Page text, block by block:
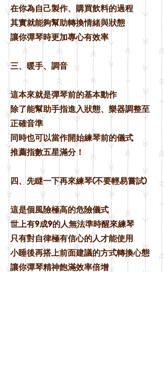
在你為自己製作、購買飲料的過程
其實就能夠幫助轉換情緒與狀態
讓你彈琴時更加專心有效率
三、暖手、調音
這本來就是彈琴前的基本動作
除了能幫助手指進入狀態、樂器調整至
正確音準
同時也可以當作開始練琴前的儀式
推薦指數五星滿分！
四、先瞇一下再來練琴(不要輕易嘗試)
這是個風險極高的危險儀式
世上有9成9的人無法準時醒來練琴
只有對自律極有信心的人才能使用
小睡後再搭上前面建議的方式轉換心態
讓你彈琴精神飽滿效率倍增